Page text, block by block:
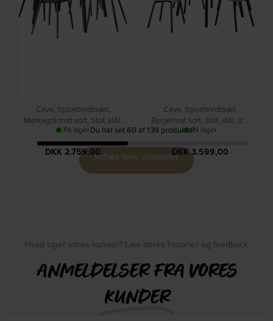
Cavo, Spisebordssæt,
Mørkegrå/mat sort, Stof, stål,
træ (H: 75 x B: 44 cm.) by
Signature
På lager
DKK 2.759,00
Cavo, Spisebordssæt,
Beige/mat sort, Stof, stål, træ
(H: 75 x B: 50 cm.) by Signature
På lager
DKK3.599,00
Du har set 60 af 139 produkter
Indlæs flere produkter
Hvad siger vores kunder? Læs deres historier og feedback
ANMELDELSER FRA VORES
KUNDER